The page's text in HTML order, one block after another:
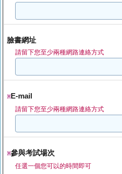
臉書網址
請留下您至少兩種網路連絡方式
※E-mail
請留下您至少兩種網路連絡方式
※參與考試場次
任選一個您可以的時間即可